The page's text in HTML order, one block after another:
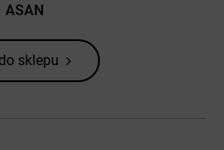
ASAN
sklepu